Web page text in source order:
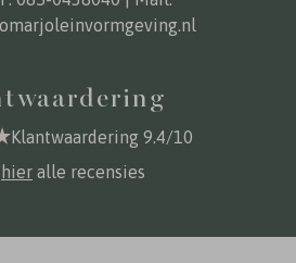
Klantwaardering 9.4/10
hier alle recensies